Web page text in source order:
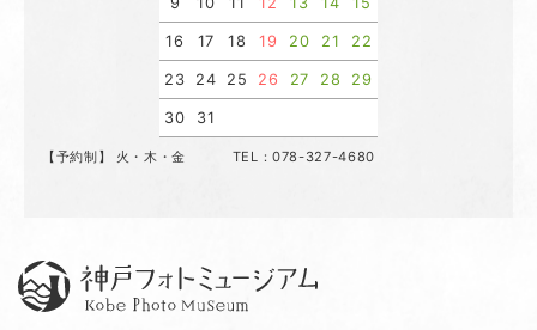
16 17 18 19 20 21 22
23 24 25 26 27 28 29
30 31
【予約制】 火・木・金 TEL：078-327-4680